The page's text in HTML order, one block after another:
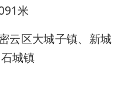
米
云区大城子镇、新城
城镇